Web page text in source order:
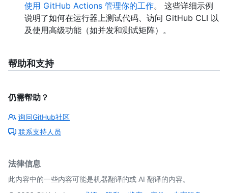
使用 GitHub Actions 管理你的工作。 这些详细示例
说明了如何在运行器上测试代码、访问 GitHub CLI 以
及使用高级功能（如并发和测试矩阵）。
帮助和支持
仍需帮助？
询问GitHub社区
联系支持人员
法律信息
此内容中的一些内容可能是机器翻译的或 AI 翻译的内容。